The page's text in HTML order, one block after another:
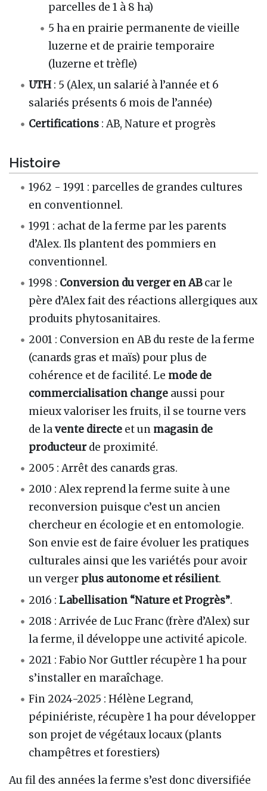
parcelles de 1 à 8 ha)
5 ha en prairie permanente de vieille
luzerne et de prairie temporaire
(luzerne et trèfle)
UTH : 5 (Alex, un salarié à l’année et 6
salariés présents 6 mois de l’année)
Certifications : AB, Nature et progrès
Histoire
1962 - 1991 : parcelles de grandes cultures
en conventionnel.
1991 : achat de la ferme par les parents
d’Alex. Ils plantent des pommiers en
conventionnel.
1998 : Conversion du verger en ABcar le
père d’Alex fait des réactions allergiques aux
produits phytosanitaires.
2001 : Conversion en AB du reste de la ferme
(canards gras et maïs) pour plus de
cohérence et de facilité. Le mode de
commercialisation change aussi pour
mieux valoriser les fruits, il se tourne vers
de lavente directe et un magasin de
producteurde proximité.
2005 : Arrêt des canards gras.
2010 : Alex reprend la ferme suite à une
reconversion puisque c’est un ancien
chercheur en écologie et en entomologie.
Son envie est de faire évoluer les pratiques
culturales ainsi que les variétés pour avoir
un verger plus autonome et résilient.
2016 :Labellisation “Nature et Progrès”.
2018 : Arrivée de Luc Franc (frère d’Alex) sur
la ferme, il développe une activité apicole.
2021 : Fabio Nor Guttler récupère 1 ha pour
s’installer en maraîchage.
Fin 2024-2025 : Hélène Legrand,
pépiniériste, récupère 1 ha pour développer
son projet de végétaux locaux (plants
champêtres et forestiers)
Au fil des années la ferme s’est donc diversifiée